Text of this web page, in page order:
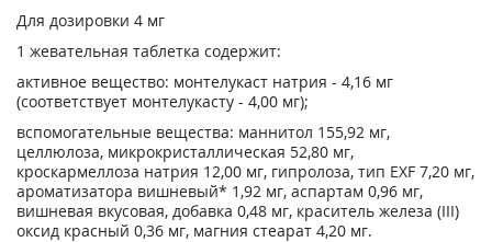
Для дозировки 4 мг
1 жевательная таблетка содержит:
активное вещество: монтелукаст натрия - 4,16 мг
(соответствует монтелукасту - 4,00 мг);
вспомогательные вещества: маннитол 155,92 мг,
целлюлоза, микрокристаллическая 52,80 мг,
кроскармеллоза натрия 12,00 мг, гипролоза, тип EXF 7,20 мг,
ароматизатора вишневый* 1,92 мг, аспартам 0,96 мг,
вишневая вкусовая, добавка 0,48 мг, краситель железа (III)
оксид красный 0,36 мг, магния стеарат 4,20 мг.